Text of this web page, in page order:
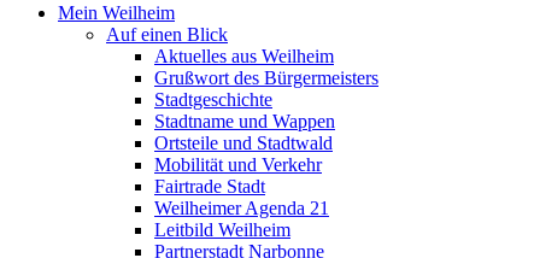
Mein Weilheim
Auf einen Blick
Aktuelles aus Weilheim
Grußwort des Bürgermeisters
Stadtgeschichte
Stadtname und Wappen
Ortsteile und Stadtwald
Mobilität und Verkehr
Fairtrade Stadt
Weilheimer Agenda 21
Leitbild Weilheim
Partnerstadt Narbonne